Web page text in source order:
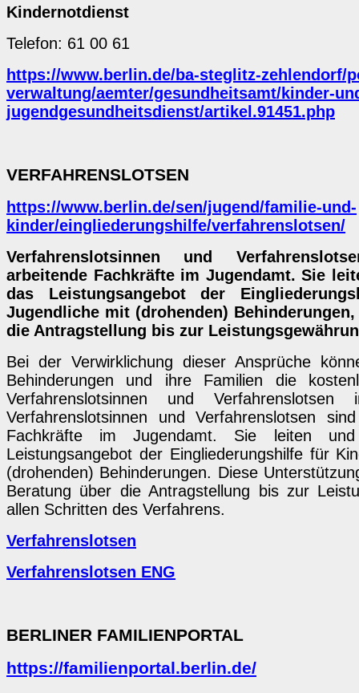
Kindernotdienst
Telefon: 61 00 61
https://www.berlin.de/ba-steglitz-zehlendorf/
verwaltung/aemter/gesundheitsamt/kinder-
jugendgesundheitsdienst/artikel.91451.php
VERFAHRENSLOTSEN
https://www.berlin.de/sen/jugend/familie-und-
kinder/eingliederungshilfe/verfahrenslotsen/
Verfahrenslotsinnen und
arbeitende Fachkräfte im Jugendamt. Sie
das Leistungsangebot der
Jugendliche mit (drohenden)
die Antragstellung bis zur
Bei der Verwirklichung dieser Ansprüche
Behinderungen und ihre Familien die
Verfahrenslotsinnen und
Verfahrenslotsinnen und Verfahrenslotsen
Fachkräfte im Jugendamt. Sie leiten
Leistungsangebot der Eingliederungshilfe für
(drohenden) Behinderungen. Diese
Beratung über die Antragstellung bis zur
allen Schritten des Verfahrens.
Verfahrenslotsen
Verfahrenslotsen ENG
BERLINER FAMILIENPORTAL
https://familienportal.berlin.de/